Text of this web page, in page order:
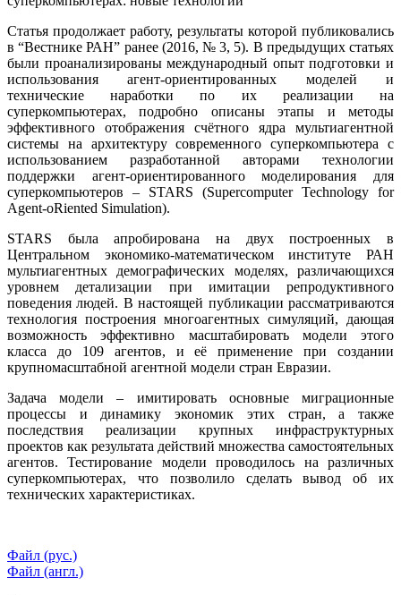
Статья продолжает работу, результаты которой публиковались
в “Вестнике РАН” ранее (2016, № 3, 5). В предыдущих статьях
были проанализированы международный опыт подготовки и
использования агент-ориентированных моделей и
технические наработки по их реализации на
суперкомпьютерах, подробно описаны этапы и методы
эффективного отображения счётного ядра мультиагентной
системы на архитектуру современного суперкомпьютера с
использованием разработанной авторами технологии
поддержки агент-ориентированного моделирования для
суперкомпьютеров – STARS (Supercomputer Technology for
Agent-oRiented Simulation).
STARS была апробирована на двух построенных в
Центральном экономико-математическом институте РАН
мультиагентных демографических моделях, различающихся
уровнем детализации при имитации репродуктивного
поведения людей. В настоящей публикации рассматриваются
технология построения многоагентных симуляций, дающая
возможность эффективно масштабировать модели этого
класса до 109 агентов, и её применение при создании
крупномасштабной агентной модели стран Евразии.
Задача модели – имитировать основные миграционные
процессы и динамику экономик этих стран, а также
последствия реализации крупных инфраструктурных
проектов как результата действий множества самостоятельных
агентов. Тестирование модели проводилось на различных
суперкомпьютерах, что позволило сделать вывод об их
технических характеристиках.
Файл (рус.)
Файл (англ.)